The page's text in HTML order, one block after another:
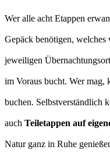
Wer alle acht Etappen
Gepäck benötigen, welches
jeweiligen
im Voraus bucht. Wer mag,
buchen. Selbstverständlich
auch Teiletappen auf
Natur ganz in Ruhe